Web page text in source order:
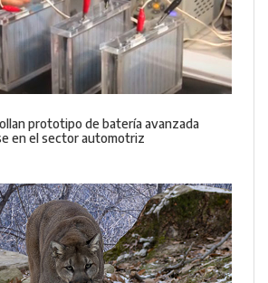
prototipo de batería avanzada
en el sector automotriz